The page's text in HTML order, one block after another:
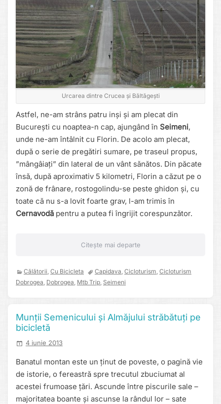
Urcarea dintre Crucea și Băltăgești
Astfel, ne-am strâns patru inși și am plecat din
București cu noaptea-n cap, ajungând în Seimeni,
unde ne-am întâlnit cu Florin. De acolo am plecat,
după o serie de pregătiri sumare, pe traseul propus,
”mângâiați” din lateral de un vânt sănătos. Din păcate
însă, după aproximativ 5 kilometri, Florin a căzut pe o
zonă de frânare, rostogolindu-se peste ghidon și, cu
toate că nu s-a lovit foarte grav, l-am trimis în
Cernavodă pentru a putea fi îngrijit corespunzător.
Citește mai departe
Călătorii, Cu Bicicleta Capidava, Cicloturism, Cicloturism
Dobrogea, Dobrogea, Mtb Trip, Seimeni
Munții Semenicului și Almăjului străbătuți pe
bicicletă
4 iunie 2013
Banatul montan este un ținut de poveste, o pagină vie
de istorie, o fereastră spre trecutul zbuciumat al
acestei frumoase țări. Ascunde între piscurile sale –
majoritatea boante și ascunse la rândul lor – sate